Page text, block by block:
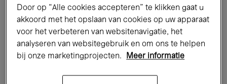
Tentoonstellingen Films
Performances Lezingen & Debatten
Jazz Klassieke Muziek Global Music
Door op “Alle cookies accepteren” te klikken gaat u
akkoord met het opslaan van cookies op uw apparaat
voor het verbeteren van websitenavigatie, het
analyseren van websitegebruik en om ons te helpen
bij onze marketingprojecten.
Meer informatie